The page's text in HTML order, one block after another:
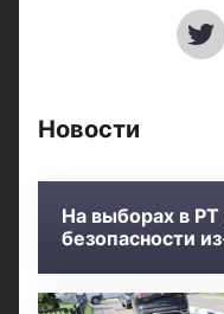
Новости
На выборах в
безопасности